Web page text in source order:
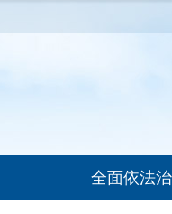
全面依法